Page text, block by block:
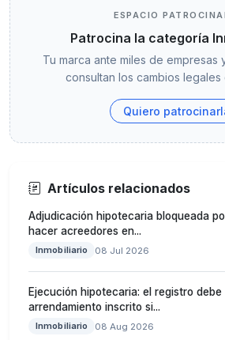
ESPACIO
Patrocina la categoría
Tu marca ante miles de empresas
consultan los cambios legales
Quiero
Artículos relacionados
Adjudicación hipotecaria bloqueada
hacer acreedores en...
Inmobiliario 08 Jul 2026
Ejecución hipotecaria: el registro debe
arrendamiento inscrito si...
Inmobiliario 08 Aug 2026